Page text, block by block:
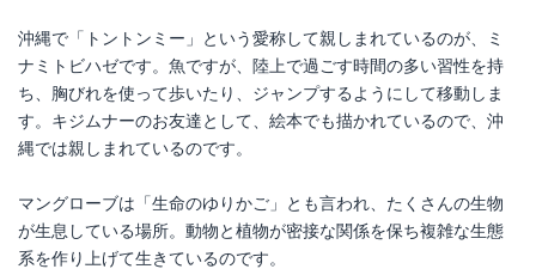
沖縄で「トントンミー」という愛称して親しまれているのが、ミ
ナミトビハゼです。魚ですが、陸上で過ごす時間の多い習性を持
ち、胸びれを使って歩いたり、ジャンプするようにして移動しま
す。キジムナーのお友達として、絵本でも描かれているので、沖
縄では親しまれているのです。
マングローブは「生命のゆりかご」とも言われ、たくさんの生物
が生息している場所。動物と植物が密接な関係を保ち複雑な生態
系を作り上げて生きているのです。